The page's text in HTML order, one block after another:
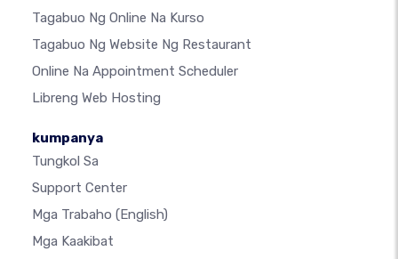
Tagabuo Ng Online Na Kurso
Tagabuo Ng Website Ng Restaurant
Online Na Appointment Scheduler
Libreng Web Hosting
kumpanya
Tungkol Sa
Support Center
Mga Trabaho (English)
Mga Kaakibat